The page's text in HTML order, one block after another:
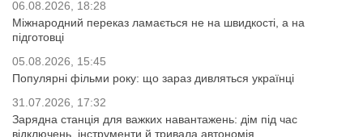
06.08.2026, 18:28
Міжнародний переказ ламається не на швидкості, а на
підготовці
05.08.2026, 15:45
Популярні фільми року: що зараз дивляться українці
31.07.2026, 17:32
Зарядна станція для важких навантажень: дім під час
відключень, інструменти й тривала автономія